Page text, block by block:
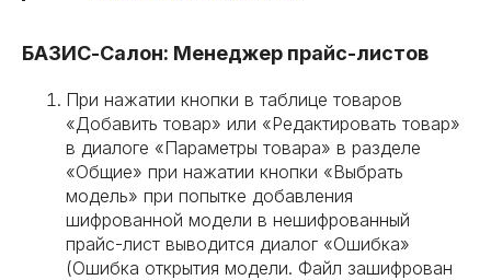
БАЗИС-Салон: Менеджер прайс-листов
При нажатии кнопки в таблице товаров
«Добавить товар» или «Редактировать товар»
в диалоге «Параметры товара» в разделе
«Общие» при нажатии кнопки «Выбрать
модель» при попытке добавления
шифрованной модели в нешифрованный
прайс-лист выводится диалог «Ошибка»
(Ошибка открытия модели. Файл зашифрован